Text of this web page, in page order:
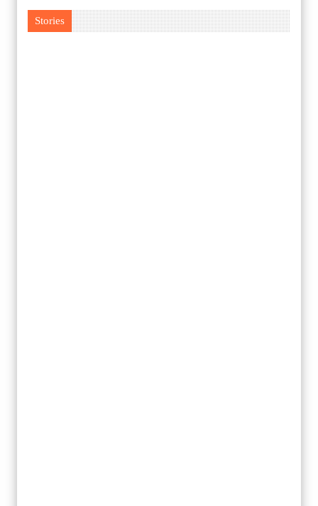
Stories